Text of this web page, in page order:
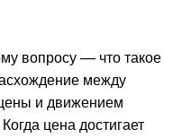
вопросу — что такое
между
и движением
цена достигает